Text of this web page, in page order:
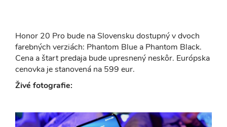
Honor 20 Pro bude na Slovensku dostupný v dvoch
farebných verziách: Phantom Blue a Phantom Black.
Cena a štart predaja bude upresnený neskôr. Európska
cenovka je stanovená na 599 eur.
Živé fotografie: